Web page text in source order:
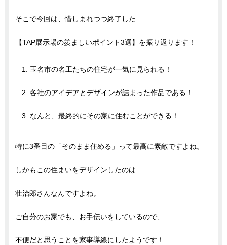
そこで今回は、惜しまれつつ終了した
【TAP展示場の羨ましいポイント3選】を振り返ります！
玉名市の名工たちの住宅が一気に見られる！
各社のアイデアとデザインが詰まった作品である！
なんと、最終的にその家に住むことができる！
特に3番目の「そのまま住める」って最高に素敵ですよね。
しかもこの住まいをデザインしたのは
壮治郎さんなんですよね。
ご自分のお家でも、お手伝いをしているので、
不便だと思うことを家事導線にしたようです！